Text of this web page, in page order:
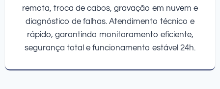
remota, troca de cabos, gravação em nuvem e
diagnóstico de falhas. Atendimento técnico e
rápido, garantindo monitoramento eficiente,
segurança total e funcionamento estável 24h.